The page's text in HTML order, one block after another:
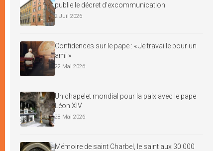
publie le décret d’excommunication
2 Juil 2026
Confidences sur le pape : « Je travaille pour un
ami »
22 Mai 2026
Un chapelet mondial pour la paix avec le pape
Léon XIV
28 Mai 2026
Mémoire de saint Charbel, le saint aux 30 000